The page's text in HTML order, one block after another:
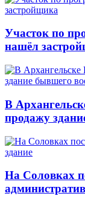
Участок по
нашёл
В
продажу
На Соловках